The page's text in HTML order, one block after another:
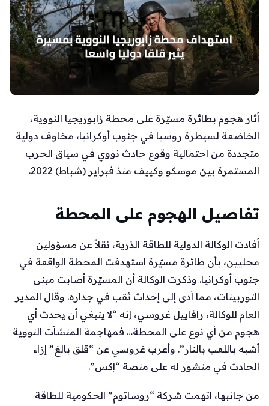
أثار هجوم بطائرة مسيّرة على محطة زابوريجيا النووية،
الخاضعة لسيطرة روسيا في جنوب أوكرانيا، مخاوف دولية
متجددة من احتمالية وقوع حادث نووي في سياق الحرب
المستمرة بين موسكو وكييف منذ فبراير (شباط) 2022.
تفاصيل الهجوم على المحطة
أفادت الوكالة الدولية للطاقة الذرية، نقلاً عن مسؤولين
محليين، بأن طائرة مسيّرة استهدفت المحطة الواقعة في
جنوب أوكرانيا. وذكرت الوكالة أن المسيّرة أصابت مبنى
التوربينات، مما أدى إلى إحداث ثقب في جداره. وقال المدير
العام للوكالة، رافاييل غروسي، إنه “لا ينبغي أن يحدث أي
هجوم من أي نوع على المحطة… فمهاجمة المنشآت النووية
أشبه باللعب بالنار”. وأعرب غروسي عن “قلق بالغ” إزاء
الحادث في منشور له على منصة “إكس”.
من جانبها، اتهمت شركة “روساتوم” الحكومية للطاقة